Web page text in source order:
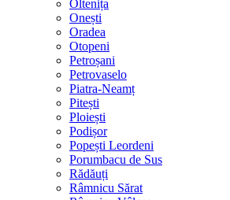
Oltenița
Onești
Oradea
Otopeni
Petroșani
Petrovaselo
Piatra-Neamț
Pitești
Ploiești
Podișor
Popești Leordeni
Porumbacu de Sus
Rădăuți
Râmnicu Sărat